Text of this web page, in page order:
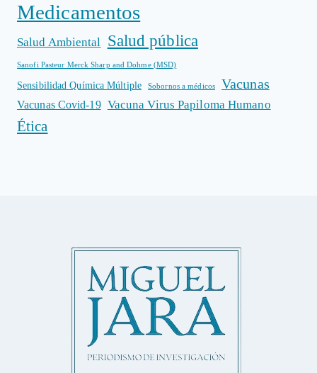
Medicamentos
Salud Ambiental Salud pública
Sanofi Pasteur Merck Sharp and Dohme (MSD)
Sensibilidad Química Múltiple Sobornos a médicos Vacunas
Vacunas Covid-19 Vacuna Virus Papiloma Humano
Ética